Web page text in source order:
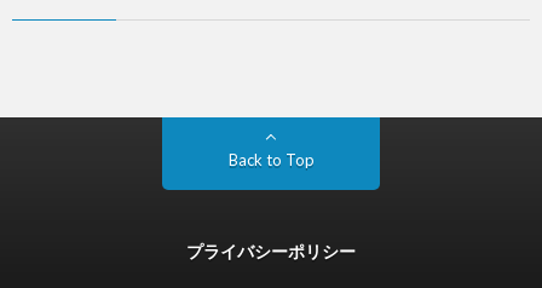
Back to Top
プライバシーポリシー